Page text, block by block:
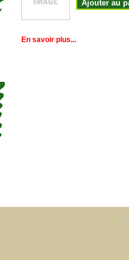
Ajouter au
En savoir plus...